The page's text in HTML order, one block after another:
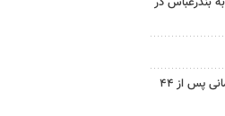
پیکر شهید نوجوان مسجدسلیمانی پس از ۴۴